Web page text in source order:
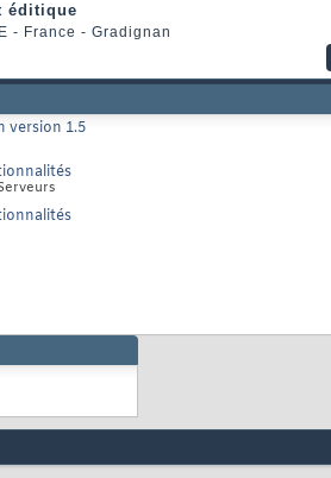
éditique
- France - Gradignan
version 1.5